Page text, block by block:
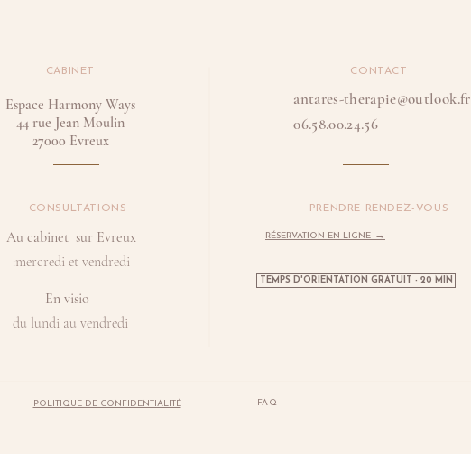
CABINET
Au cabinet sur Evreux
:mercredi et vendredi
En visio
du lundi au vendredi
Espace Harmony Ways
44 rue Jean Moulin
27000 Evreux
antares-therapie@outlook.fr
06.58.00.24.56
CONSULTATIONS
CONTACT
PRENDRE RENDEZ-VOUS
RÉSERVATION EN LIGNE →
TEMPS D'ORIENTATION GRATUIT - 20 MIN
POLITIQUE DE CONFIDENTIALITÉ FAQ